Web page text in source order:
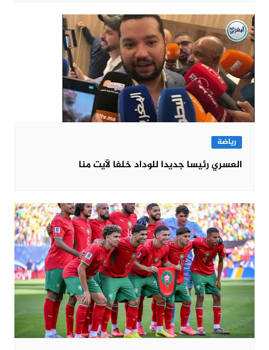
رياضة
العسري رئيسا جديدا للوداد خلفا لآيت منا